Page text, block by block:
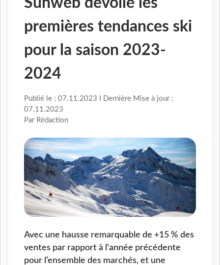
premières tendances ski
pour la saison 2023-
2024
Publié le : 07.11.2023 I Dernière Mise à jour :
07.11.2023
Par Rédaction
Avec une hausse remarquable de +15 % des
ventes par rapport à l'année précédente
pour l’ensemble des marchés, et une